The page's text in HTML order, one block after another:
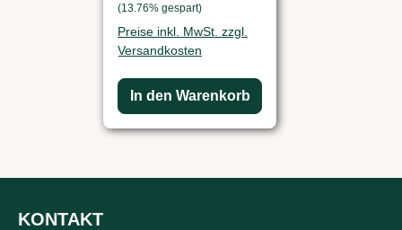
(13.76% gespart)
Preise inkl. MwSt. zzgl.
Versandkosten
In den Warenkorb
KONTAKT